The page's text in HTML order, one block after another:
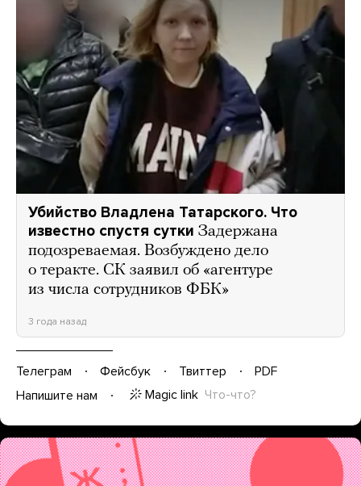
Убийство Владлена Татарского. Что
известно спустя сутки Задержана
подозреваемая. Возбуждено дело
о теракте. СК заявил об «агентуре
из числа сотрудников ФБК»
3 года назад
Телеграм Фейсбук Твиттер
PDF
Напишите нам
Magic link Что-что?